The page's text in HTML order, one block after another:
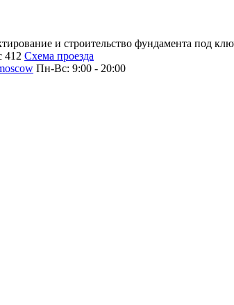
и строительство фундамента под
412 Cхема проезда
Пн-Вс: 9:00 - 20:00